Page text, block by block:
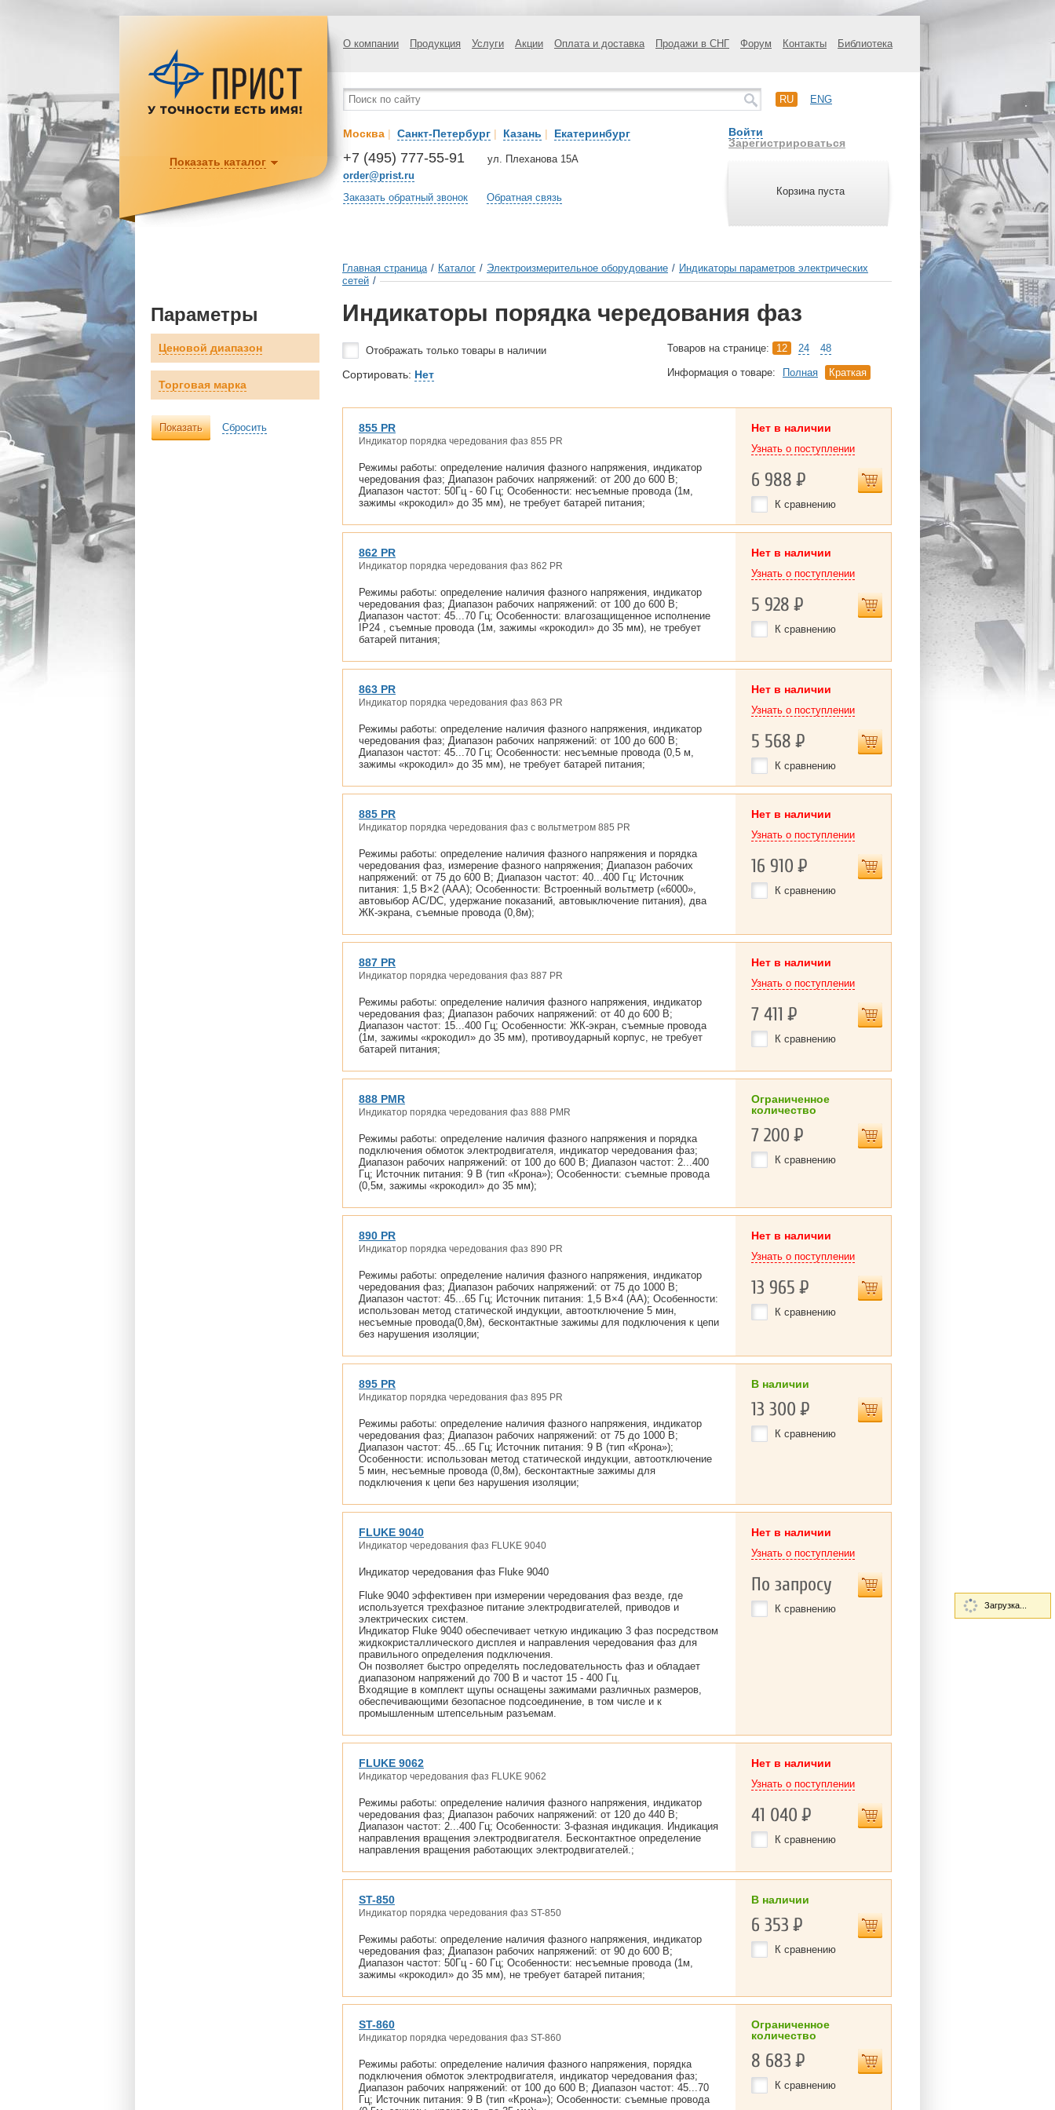
О компании Продукция Услуги Акции Оплата и доставка Продажи в СНГ Форум Контакты Библиотека
RU ENG
Москва | Санкт-Петербург | Казань | Екатеринбург
+7 (495) 777-55-91
order@prist.ru
ул. Плеханова 15А
Заказать обратный звонок Обратная связь
Войти
Зарегистрироваться
Корзина пуста
Показать каталог
Параметры
Ценовой диапазон
Торговая марка
Показать Сбросить
Главная страница / Каталог / Электроизмерительное оборудование / Индикаторы параметров электрических
сетей /
Индикаторы порядка чередования фаз
Отображать только товары в наличии Товаров на странице: 12 24 48
Сортировать: Нет Информация о товаре: Полная Краткая
855 PR
Индикатор порядка чередования фаз 855 PR
Режимы работы: определение наличия фазного напряжения, индикатор
чередования фаз; Диапазон рабочих напряжений: от 200 до 600 В;
Диапазон частот: 50Гц - 60 Гц; Особенности: несъемные провода (1м,
зажимы «крокодил» до 35 мм), не требует батарей питания;
Нет в наличии
Узнать о поступлении
6 988Р
К сравнению
862 PR
Индикатор порядка чередования фаз 862 PR
Режимы работы: определение наличия фазного напряжения, индикатор
чередования фаз; Диапазон рабочих напряжений: от 100 до 600 В;
Диапазон частот: 45...70 Гц; Особенности: влагозащищенное исполнение
IP24 , съемные провода (1м, зажимы «крокодил» до 35 мм), не требует
батарей питания;
Нет в наличии
Узнать о поступлении
5 928Р
К сравнению
863 PR
Индикатор порядка чередования фаз 863 PR
Режимы работы: определение наличия фазного напряжения, индикатор
чередования фаз; Диапазон рабочих напряжений: от 100 до 600 В;
Диапазон частот: 45...70 Гц; Особенности: несъемные провода (0,5 м,
зажимы «крокодил» до 35 мм), не требует батарей питания;
Нет в наличии
Узнать о поступлении
5 568Р
К сравнению
885 PR
Индикатор порядка чередования фаз с вольтметром 885 PR
Режимы работы: определение наличия фазного напряжения и порядка
чередования фаз, измерение фазного напряжения; Диапазон рабочих
напряжений: от 75 до 600 В; Диапазон частот: 40...400 Гц; Источник
питания: 1,5 В×2 (АAА); Особенности: Встроенный вольтметр («6000»,
автовыбор AC/DC, удержание показаний, автовыключение питания), два
ЖК-экрана, съемные провода (0,8м);
Нет в наличии
Узнать о поступлении
16 910Р
К сравнению
887 PR
Индикатор порядка чередования фаз 887 PR
Режимы работы: определение наличия фазного напряжения, индикатор
чередования фаз; Диапазон рабочих напряжений: от 40 до 600 В;
Диапазон частот: 15...400 Гц; Особенности: ЖК-экран, съемные провода
(1м, зажимы «крокодил» до 35 мм), противоударный корпус, не требует
батарей питания;
Нет в наличии
Узнать о поступлении
7 411Р
К сравнению
888 PMR
Индикатор порядка чередования фаз 888 PMR
Режимы работы: определение наличия фазного напряжения и порядка
подключения обмоток электродвигателя, индикатор чередования фаз;
Диапазон рабочих напряжений: от 100 до 600 В; Диапазон частот: 2...400
Гц; Источник питания: 9 В (тип «Крона»); Особенности: съемные провода
(0,5м, зажимы «крокодил» до 35 мм);
Ограниченное
количество
7 200Р
К сравнению
890 PR
Индикатор порядка чередования фаз 890 PR
Режимы работы: определение наличия фазного напряжения, индикатор
чередования фаз; Диапазон рабочих напряжений: от 75 до 1000 В;
Диапазон частот: 45...65 Гц; Источник питания: 1,5 В×4 (АA); Особенности:
использован метод статической индукции, автоотключение 5 мин,
несъемные провода(0,8м), бесконтактные зажимы для подключения к цепи
без нарушения изоляции;
Нет в наличии
Узнать о поступлении
13 965Р
К сравнению
895 PR
Индикатор порядка чередования фаз 895 PR
Режимы работы: определение наличия фазного напряжения, индикатор
чередования фаз; Диапазон рабочих напряжений: от 75 до 1000 В;
Диапазон частот: 45...65 Гц; Источник питания: 9 В (тип «Крона»);
Особенности: использован метод статической индукции, автоотключение
5 мин, несъемные провода (0,8м), бесконтактные зажимы для
подключения к цепи без нарушения изоляции;
В наличии
13 300Р
К сравнению
FLUKE 9040
Индикатор чередования фаз FLUKE 9040
Индикатор чередования фаз Fluke 9040
Fluke 9040 эффективен при измерении чередования фаз везде, где
используется трехфазное питание электродвигателей, приводов и
электрических систем.
Индикатор Fluke 9040 обеспечивает четкую индикацию 3 фаз посредством
жидкокристаллического дисплея и направления чередования фаз для
правильного определения подключения.
Он позволяет быстро определять последовательность фаз и обладает
диапазоном напряжений до 700 В и частот 15 - 400 Гц.
Входящие в комплект щупы оснащены зажимами различных размеров,
обеспечивающими безопасное подсоединение, в том числе и к
промышленным штепсельным разъемам.
Нет в наличии
Узнать о поступлении
По запросу
К сравнению
FLUKE 9062
Индикатор чередования фаз FLUKE 9062
Режимы работы: определение наличия фазного напряжения, индикатор
чередования фаз; Диапазон рабочих напряжений: от 120 до 440 В;
Диапазон частот: 2...400 Гц; Особенности: 3-фазная индикация. Индикация
направления вращения электродвигателя. Бесконтактное определение
направления вращения работающих электродвигателей.;
Нет в наличии
Узнать о поступлении
41 040Р
К сравнению
ST-850
Индикатор порядка чередования фаз ST-850
Режимы работы: определение наличия фазного напряжения, индикатор
чередования фаз; Диапазон рабочих напряжений: от 90 до 600 В;
Диапазон частот: 50Гц - 60 Гц; Особенности: несъемные провода (1м,
зажимы «крокодил» до 35 мм), не требует батарей питания;
В наличии
6 353Р
К сравнению
ST-860
Индикатор порядка чередования фаз ST-860
Режимы работы: определение наличия фазного напряжения, порядка
подключения обмоток электродвигателя, индикатор чередования фаз;
Диапазон рабочих напряжений: от 100 до 600 В; Диапазон частот: 45...70
Гц; Источник питания: 9 В (тип «Крона»); Особенности: съемные провода
Ограниченное
количество
8 683Р
К сравнению
Загрузка...